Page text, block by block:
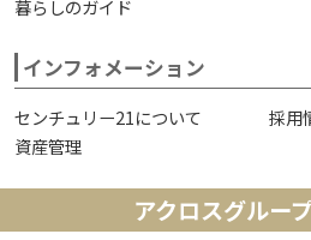
暮らしのガイド
インフォメーション
センチュリー21について
採用
資産管理
アクロスグルー